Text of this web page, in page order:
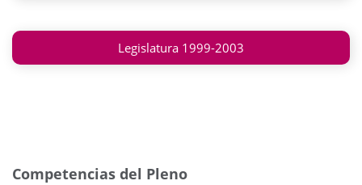
Legislatura 1999-2003
Competencias del Pleno